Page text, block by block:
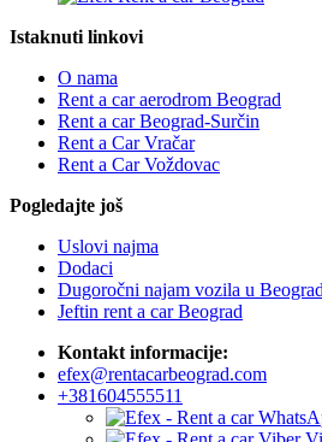
Istaknuti linkovi
O nama
Rent a car aerodrom Beograd
Rent a car Beograd-Surčin
Rent a Car Vračar
Rent a Car Voždovac
Pogledajte još
Uslovi najma
Dodaci
Dugoročni najam vozila u
Jeftin rent a car Beograd
Kontakt informacije:
efex@rentacarbeograd.com
+381604555511